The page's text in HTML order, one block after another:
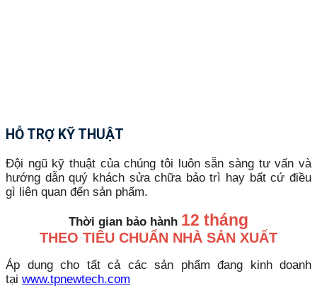
HỖ TRỢ KỸ THUẬT
Đội ngũ kỹ thuật của chúng tôi luôn sẵn sàng tư vấn và
hướng dẫn quý khách sửa chữa bảo trì hay bất cứ điều
gì liên quan đến sản phẩm.
Thời gian bảo hành 12 tháng
THEO TIÊU CHUẨN NHÀ SẢN XUẤT
Áp dụng cho tất cả các sản phẩm đang kinh doanh
tại www.tpnewtech.com